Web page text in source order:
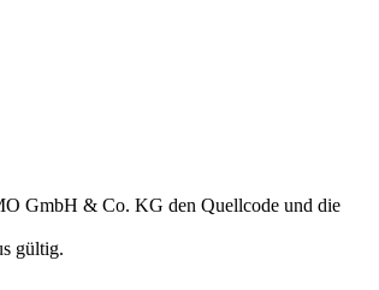
GmbH & Co. KG den Quellcode und die
gültig.